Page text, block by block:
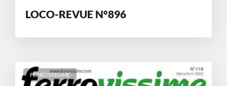
LOCO-REVUE N°896
FERROVISSIME